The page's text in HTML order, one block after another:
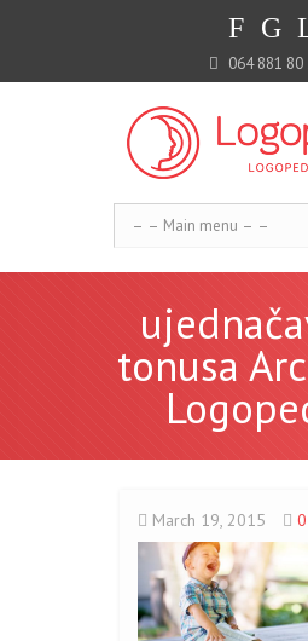
F G
064 881 80
tonusa
March 19, 2015 0